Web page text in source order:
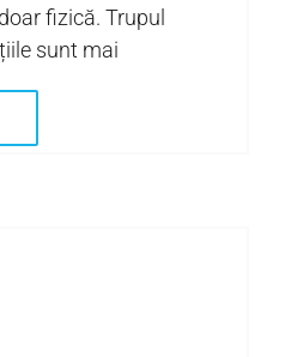
fizică. Trupul
sunt mai